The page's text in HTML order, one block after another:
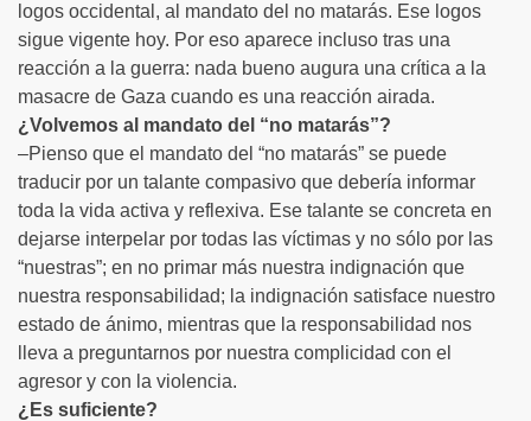
logos occidental, al mandato del no matarás. Ese logos
sigue vigente hoy. Por eso aparece incluso tras una
reacción a la guerra: nada bueno augura una crítica a la
masacre de Gaza cuando es una reacción airada.
¿Volvemos al mandato del “no matarás”?
–Pienso que el mandato del “no matarás” se puede
traducir por un talante compasivo que debería informar
toda la vida activa y reflexiva. Ese talante se concreta en
dejarse interpelar por todas las víctimas y no sólo por las
“nuestras”; en no primar más nuestra indignación que
nuestra responsabilidad; la indignación satisface nuestro
estado de ánimo, mientras que la responsabilidad nos
lleva a preguntarnos por nuestra complicidad con el
agresor y con la violencia.
¿Es suficiente?